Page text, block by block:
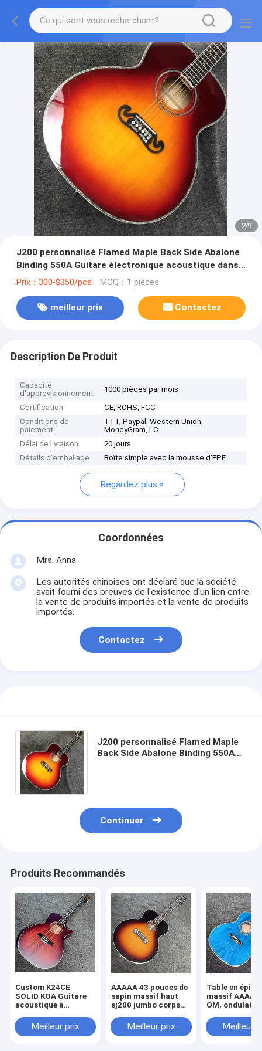
2/9
J200 personnalisé Flamed Maple Back Side Abalone
Binding 550A Guitare électronique acoustique dans
Sunburst
Prix：300-$350/pcs MOQ：1 pièces
meilleur prix Contactez
Description De Produit
Capacité
d'approvisionnement
1000 pièces par mois
Certification
CE, ROHS, FCC
Conditions de
paiement
TTT, Paypal, Western Union,
MoneyGram, LC
Délai de livraison
20 jours
Détails d'emballage
Boîte simple avec la mousse d'EPE
Regardez plus
Coordonnées
Mrs. Anna
Les autorités chinoises ont déclaré que la société
avait fourni des preuves de l'existence d'un lien entre
la vente de produits importés et la vente de produits
importés.
Contactez
J200 personnalisé Flamed Maple
Back Side Abalone Binding 550A
Continuer
Produits Recommandés
Custom K24CE
SOLID KOA Guitare
acoustique à
finition mate
Meilleur prix
AAAAA 43 pouces de
sapin massif haut
sj200 jumbo corps
guitare acoustique
noix d'os en
Meilleur prix
Table en
massif
OM,
solide, guitare
acoustique,
Meilleur